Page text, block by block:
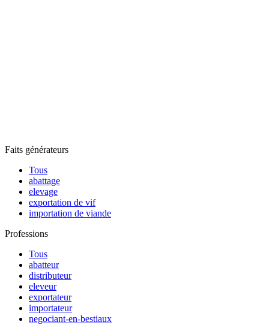
Faits générateurs
Tous
abattage
elevage
exportation de vif
importation de viande
Professions
Tous
abatteur
distributeur
eleveur
exportateur
importateur
negociant-en-bestiaux